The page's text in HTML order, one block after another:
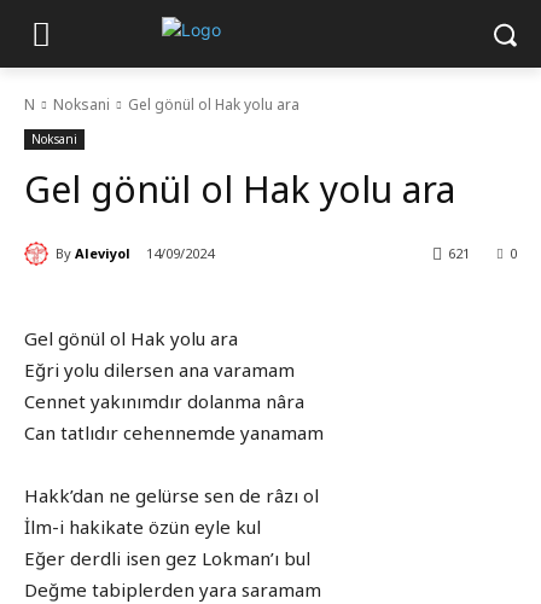
N Noksani Gel gönül ol Hak yolu ara
Noksani
Gel gönül ol Hak yolu ara
By Aleviyol 14/09/2024 0
621
Gel gönül ol Hak yolu ara
Eğri yolu dilersen ana varamam
Cennet yakınımdır dolanma nâra
Can tatlıdır cehennemde yanamam
Hakk’dan ne gelürse sen de râzı ol
İlm-i hakikate özün eyle kul
Eğer derdli isen gez Lokman’ı bul
Değme tabiplerden yara saramam